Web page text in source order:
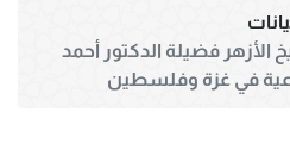
فضيلة الدكتور أحمد
في غزة وفلسطين